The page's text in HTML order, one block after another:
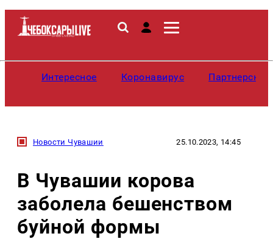
Интересное Коронавирус
Новости Чувашии 25.10.2023, 14:45
В Чувашии корова
заболела бешенством
буйной формы